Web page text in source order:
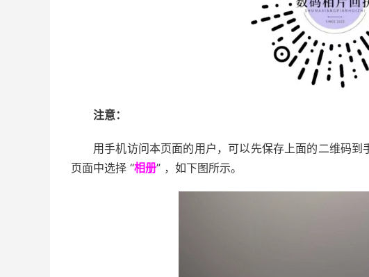
注意：
用手机访问本页面的用户，可以先保存上面的二维码
页面中选择 “相册” ，如下图所示。